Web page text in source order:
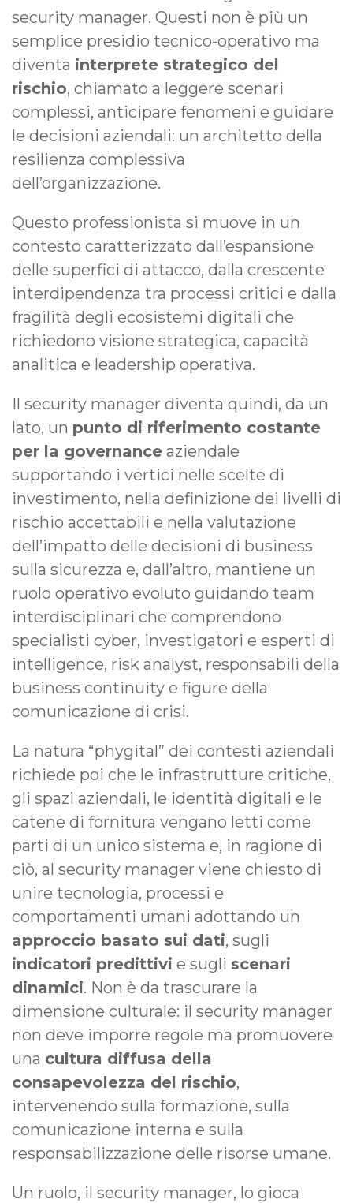
security manager. Questi non è più un
semplice presidio tecnico-operativo ma
diventa interprete strategico del
rischio, chiamato a leggere scenari
complessi, anticipare fenomeni e guidare
le decisioni aziendali: un architetto della
resilienza complessiva
dell’organizzazione.
Questo professionista si muove in un
contesto caratterizzato dall’espansione
delle superfici di attacco, dalla crescente
interdipendenza tra processi critici e dalla
fragilità degli ecosistemi digitali che
richiedono visione strategica, capacità
analitica e leadership operativa.
Il security manager diventa quindi, da un
lato, un punto di riferimento costante
per la governance aziendale
supportando i vertici nelle scelte di
investimento, nella definizione dei livelli di
rischio accettabili e nella valutazione
dell’impatto delle decisioni di business
sulla sicurezza e, dall’altro, mantiene un
ruolo operativo evoluto guidando team
interdisciplinari che comprendono
specialisti cyber, investigatori e esperti di
intelligence, risk analyst, responsabili della
business continuity e figure della
comunicazione di crisi.
La natura “phygital” dei contesti aziendali
richiede poi che le infrastrutture critiche,
gli spazi aziendali, le identità digitali e le
catene di fornitura vengano letti come
parti di un unico sistema e, in ragione di
ciò, al security manager viene chiesto di
unire tecnologia, processi e
comportamenti umani adottando un
approccio basato sui dati, sugli
indicatori predittivi e sugli scenari
dinamici. Non è da trascurare la
dimensione culturale: il security manager
non deve imporre regole ma promuovere
una cultura diffusa della
consapevolezza del rischio,
intervenendo sulla formazione, sulla
comunicazione interna e sulla
responsabilizzazione delle risorse umane.
Un ruolo, il security manager, lo gioca